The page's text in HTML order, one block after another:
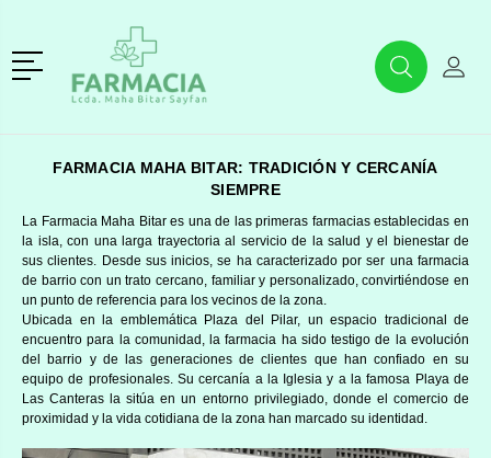
Menú
BuscarMi
FARMACIA MAHA BITAR: TRADICIÓN Y CERCANÍA
SIEMPRE
La Farmacia Maha Bitar es una de las primeras farmacias establecidas en
la isla, con una larga trayectoria al servicio de la salud y el bienestar de
sus clientes. Desde sus inicios, se ha caracterizado por ser una farmacia
de barrio con un trato cercano, familiar y personalizado, convirtiéndose en
un punto de referencia para los vecinos de la zona.
Ubicada en la emblemática Plaza del Pilar, un espacio tradicional de
encuentro para la comunidad, la farmacia ha sido testigo de la evolución
del barrio y de las generaciones de clientes que han confiado en su
equipo de profesionales. Su cercanía a la Iglesia y a la famosa Playa de
Las Canteras la sitúa en un entorno privilegiado, donde el comercio de
proximidad y la vida cotidiana de la zona han marcado su identidad.